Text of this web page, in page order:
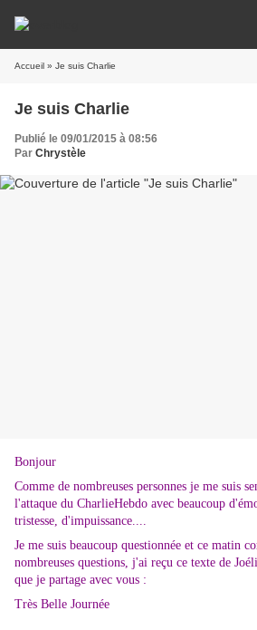
Accueil » Je suis Charlie
Je suis Charlie
Publié le 09/01/2015 à 08:56
Par Chrystèle
Bonjour
Comme de nombreuses personnes je me suis
l'attaque du CharlieHebdo avec beaucoup
tristesse, d'impuissance....
Je me suis beaucoup questionnée et ce matin
nombreuses questions, j'ai reçu ce texte de
que je partage avec vous :
Très Belle Journée